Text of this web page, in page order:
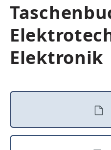
Elektronik